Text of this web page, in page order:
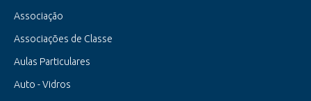
Associação
Associações de Classe
Aulas Particulares
Auto - Vidros